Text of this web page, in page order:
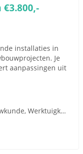
installaties in
Je
aanpassingen uit
Installatietechniek, Werktuigbouwkunde, Werktuigkundige, Rijbewijs